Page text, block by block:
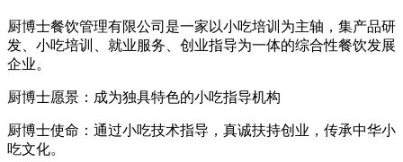
厨博士餐饮管理有限公司是一家以小吃培训为主轴，集产品研
发、小吃培训、就业服务、创业指导为一体的综合性餐饮发展
企业。
厨博士愿景：成为独具特色的小吃指导机构
厨博士使命：通过小吃技术指导，真诚扶持创业，传承中华小
吃文化。